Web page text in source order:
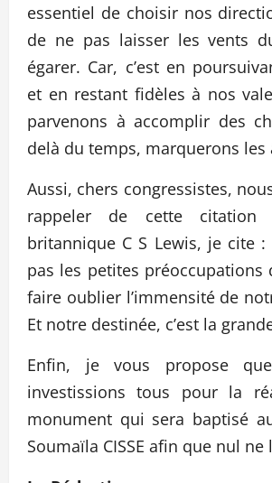
essentiel de choisir nos
de ne pas laisser les vents
égarer. Car, c’est en
et en restant fidèles à nos
parvenons à accomplir des
delà du temps, marquerons les
Aussi, chers congressistes,
rappeler de cette citation
britannique C S Lewis, je cite
pas les petites préoccupations
faire oublier l’immensité de
Et notre destinée, c’est la
Enfin, je vous propose
investissions tous pour la
monument qui sera baptisé
Soumaïla CISSE afin que nul ne